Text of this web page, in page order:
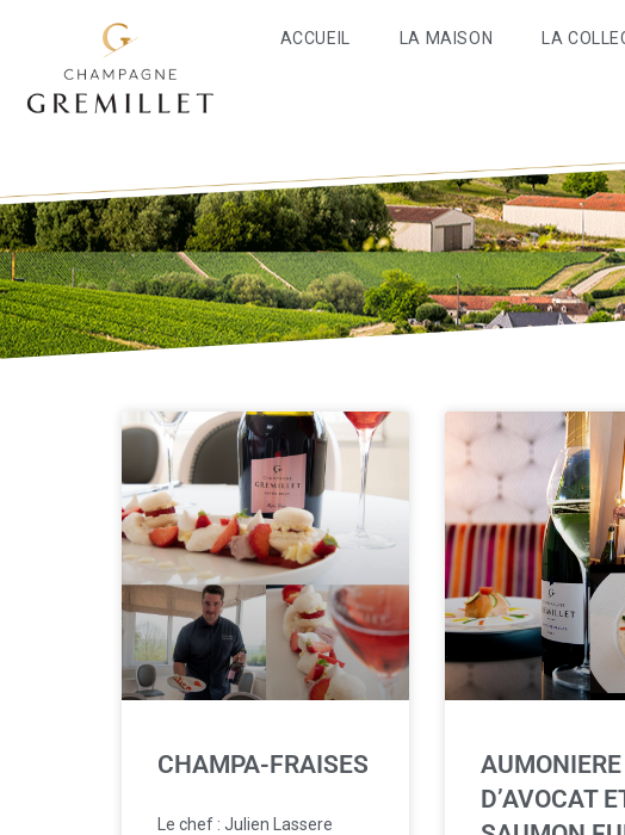
ACCUEIL LA MAISON LA
CHAMPA-FRAISES
Le chef : Julien Lassere
AUMONIERE
D’AVOCAT